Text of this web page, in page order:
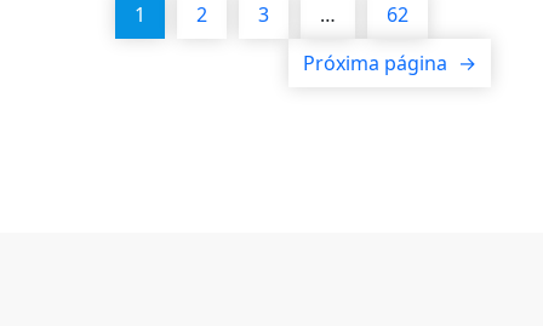
1 2 3 …
62
Próxima página →